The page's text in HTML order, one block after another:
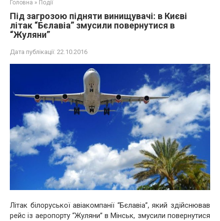
Головна » Події
Під загрозою підняти винищувачі: в Києві
літак “Бєлавіа” змусили повернутися в
“Жуляни”
Дата публікації: 22.10.2016
Літак білоруської авіакомпанії “Бєлавіа”, який здійснював
рейс із аеропорту “Жуляни” в Мінськ, змусили повернутися